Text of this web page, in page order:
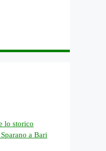
lo storico
a Bari